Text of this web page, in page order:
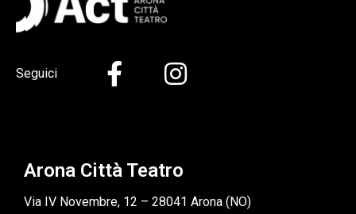
Seguici
Arona Città Teatro
Via IV Novembre, 12 – 28041 Arona (NO)